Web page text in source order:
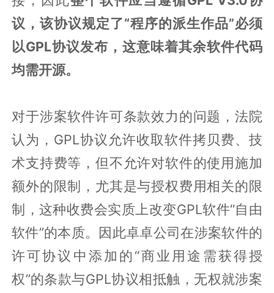
议，该协议规定了“程序的派生作品”必须
以GPL协议发布，这意味着其余软件代码
均需开源。
对于涉案软件许可条款效力的问题，法院
认为，GPL协议允许收取软件拷贝费、技
术支持费等，但不允许对软件的使用施加
额外的限制，尤其是与授权费用相关的限
制，这种收费会实质上改变GPL软件“自由
软件”的本质。因此卓卓公司在涉案软件的
许可协议中添加的“商业用途需获得授
权”的条款与GPL协议相抵触，无权就涉案